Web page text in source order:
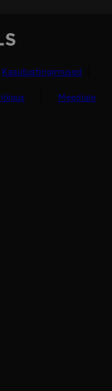
Kasutustingimused
Meediale